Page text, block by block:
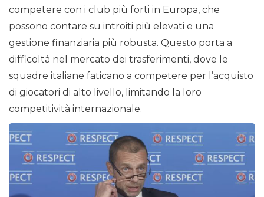
competere con i club più forti in Europa, che
possono contare su introiti più elevati e una
gestione finanziaria più robusta. Questo porta a
difficoltà nel mercato dei trasferimenti, dove le
squadre italiane faticano a competere per l’acquisto
di giocatori di alto livello, limitando la loro
competitività internazionale.